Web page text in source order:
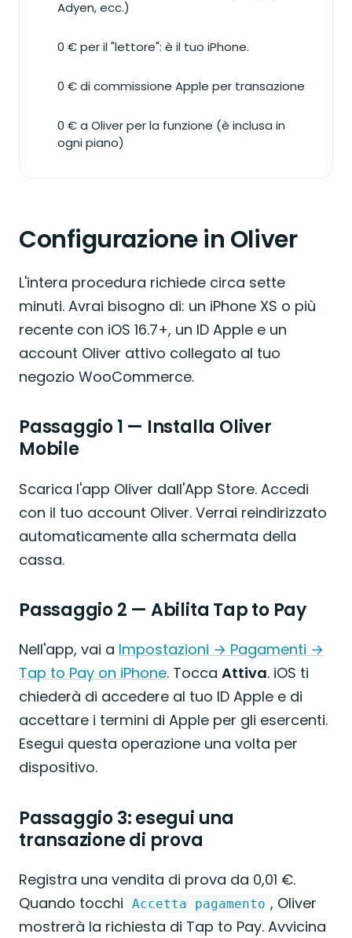
Adyen, ecc.)
0 € per il "lettore": è il tuo iPhone.
0 € di commissione Apple per transazione
0 € a Oliver per la funzione (è inclusa in
ogni piano)
Configurazione in Oliver
L'intera procedura richiede circa sette
minuti. Avrai bisogno di: un iPhone XS o più
recente con iOS 16.7+, un ID Apple e un
account Oliver attivo collegato al tuo
negozio WooCommerce.
Passaggio 1 — Installa Oliver
Mobile
Scarica l'app Oliver dall'App Store. Accedi
con il tuo account Oliver. Verrai reindirizzato
automaticamente alla schermata della
cassa.
Passaggio 2 — Abilita Tap to Pay
Nell'app, vai a Impostazioni → Pagamenti →
Tap to Pay on iPhone. Tocca Attiva. iOS ti
chiederà di accedere al tuo ID Apple e di
accettare i termini di Apple per gli esercenti.
Esegui questa operazione una volta per
dispositivo.
Passaggio 3: esegui una
transazione di prova
Registra una vendita di prova da 0,01 €.
Quando tocchi
Accetta pagamento , Oliver
mostrerà la richiesta di Tap to Pay. Avvicina